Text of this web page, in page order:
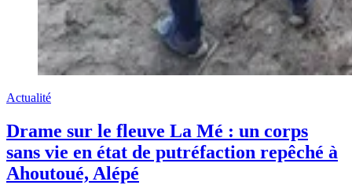
Actualité
Drame sur le fleuve La Mé : un corps
sans vie en état de putréfaction repêché à
Ahoutoué, Alépé